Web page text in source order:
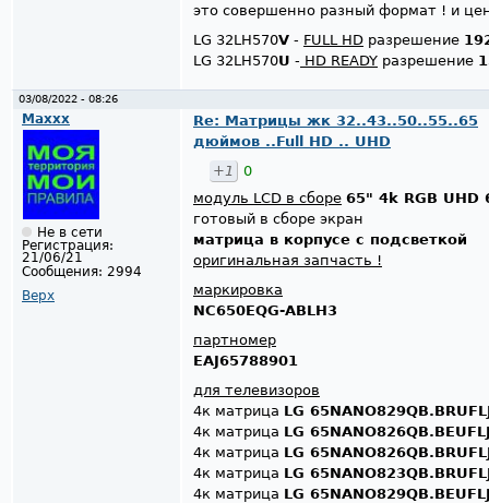
это совершенно разный формат ! и
LG 32LH570V - FULL HD разрешение
LG 32LH570U - HD READY разрешение
03/08/2022 - 08:26
Maxxx
Не в сети
Регистрация:
21/06/21
Сообщения: 2994
Верх
Re: Матрицы жк 32..43..50..55..65
дюймов ..Full HD .. UHD
+1
0
модуль LCD в сборе 65" 4k RGB UHD
готовый в сборе экран
матрица в корпусе с подсветкой
оригинальная запчасть !
маркировка
NC650EQG-ABLH3
партномер
EAJ65788901
для телевизоров
4к матрица LG
4к матрица LG
4к матрица LG
4к матрица LG
4к матрица LG